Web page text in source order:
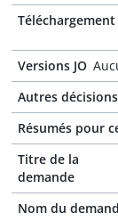
Téléchargement
Versions JO
Autres
Résumés pour
Titre de la
demande
Nom du